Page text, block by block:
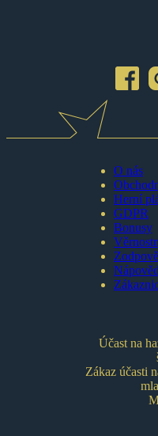
O nás
Herní
GDPR
Bonusy
Účast na
Zákaz účasti